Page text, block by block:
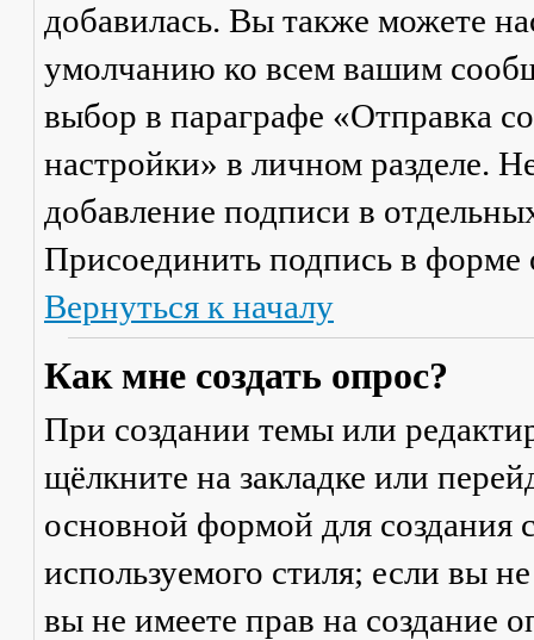
добавилась. Вы также можете
умолчанию ко всем вашим
выбор в параграфе «Отправка
настройки» в личном разделе.
добавление подписи в
Присоединить подпись в форме
Вернуться к началу
Как мне создать опрос?
При создании темы или
щёлкните на закладке или
основной формой для создания
используемого стиля; если вы
вы не имеете прав на создание